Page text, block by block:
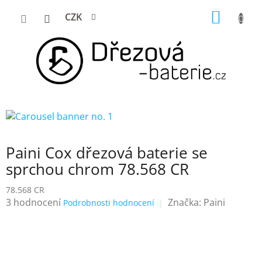
CZK
Paini Cox dřezová baterie se
sprchou chrom 78.568 CR
78.568 CR
Průměrné
3 hodnocení Podrobnosti hodnocení Značka: Paini